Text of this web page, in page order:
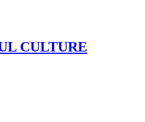
CULTURE